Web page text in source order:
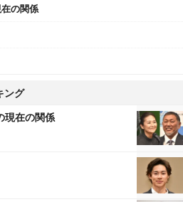
の関係
ング
現在の関係